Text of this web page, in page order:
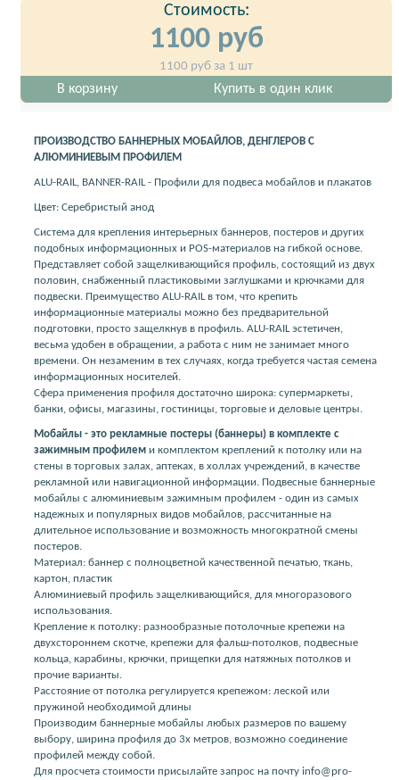
Стоимость:
1100руб
1100 руб за 1 шт
В корзину Купить в один клик
ПРОИЗВОДСТВО БАННЕРНЫХ МОБАЙЛОВ, ДЕНГЛЕРОВ С
АЛЮМИНИЕВЫМ ПРОФИЛЕМ
ALU-RAIL, BANNER-RAIL - Профили для подвеса мобайлов и плакатов
Цвет: Серебристый анод
Система для крепления интерьерных баннеров, постеров и других
подобных информационных и POS-материалов на гибкой основе.
Представляет собой защелкивающийся профиль, состоящий из двух
половин, снабженный пластиковыми заглушками и крючками для
подвески. Преимущество ALU-RAIL в том, что крепить
информационные материалы можно без предварительной
подготовки, просто защелкнув в профиль. ALU-RAIL эстетичен,
весьма удобен в обращении, а работа с ним не занимает много
времени. Он незаменим в тех случаях, когда требуется частая семена
информационных носителей.
Сфера применения профиля достаточно широка: супермаркеты,
банки, офисы, магазины, гостиницы, торговые и деловые центры.
Мобайлы - это рекламные постеры (баннеры) в комплекте с
зажимным профилем и комплектом креплений к потолку или на
стены в торговых залах, аптеках, в холлах учреждений, в качестве
рекламной или навигационной информации. Подвесные баннерные
мобайлы с алюминиевым зажимным профилем - один из самых
надежных и популярных видов мобайлов, рассчитанные на
длительное использование и возможность многократной смены
постеров.
Материал: баннер с полноцветной качественной печатью, ткань,
картон, пластик
Алюминиевый профиль защелкивающийся, для многоразового
использования.
Крепление к потолку: разнообразные потолочные крепежи на
двухстороннем скотче, крепежи для фальш-потолков, подвесные
кольца, карабины, крючки, прищепки для натяжных потолков и
прочие варианты.
Расстояние от потолка регулируется крепежом: леской или
пружиной необходимой длины
Производим баннерные мобайлы любых размеров по вашему
выбору, ширина профиля до 3х метров, возможно соединение
профилей между собой.
Для просчета стоимости присылайте запрос на почту info@pro-